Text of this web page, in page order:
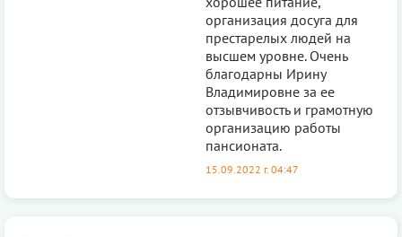
организация досуга для
престарелых людей на
высшем уровне. Очень
благодарны Ирину
Владимировне за ее
отзывчивость и грамотную
организацию работы
пансионата.
15.09.2022 г. 04:47